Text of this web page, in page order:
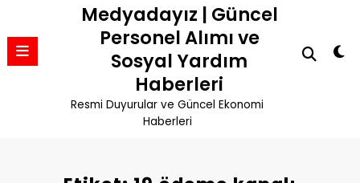
Medyadayız | Güncel
Personel Alımı ve
Sosyal Yardım
Haberleri
Resmi Duyurular ve Güncel Ekonomi
Haberleri